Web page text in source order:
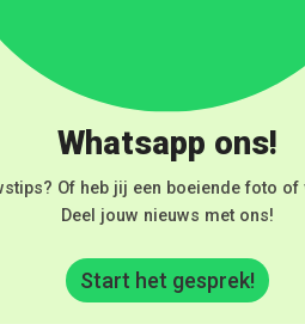
Whatsapp ons!
Of heb jij een boeiende foto of
Deel jouw nieuws met ons!
Start het gesprek!